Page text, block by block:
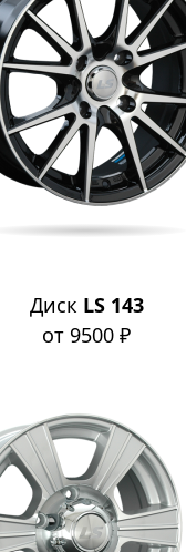
Диск LS 143
от 9500 ₽